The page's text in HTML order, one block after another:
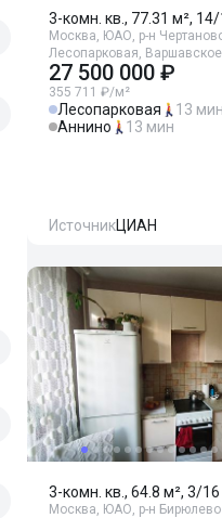
3-комн. кв., 77.31 м²,
Москва, ЮАО, р-н
Лесопарковая,
27 500 000 ₽
355 711 ₽/м²
Лесопарковая
13 мин
Аннино
13 мин
ИсточникЦИАН
3-комн. кв., 64.8 м², 3/
Москва, ЮАО, р-н